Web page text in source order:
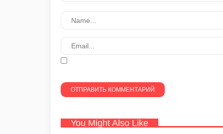
You Might Also Like